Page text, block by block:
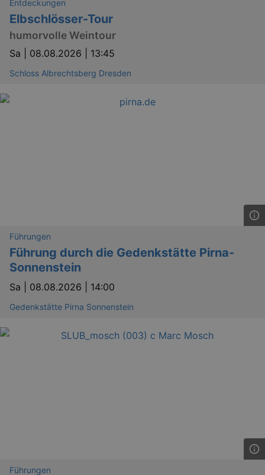
Entdeckungen
Elbschlösser-Tour
humorvolle Weintour
Sa | 08.08.2026 | 13:45
Schloss Albrechtsberg Dresden
Führungen
Führung durch die Gedenkstätte Pirna-
Sonnenstein
Sa | 08.08.2026 | 14:00
Gedenkstätte Pirna Sonnenstein
Führungen